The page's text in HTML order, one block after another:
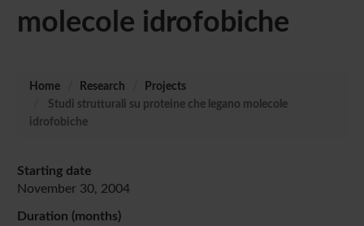
molecole idrofobiche
Home Research
Projects
Studi strutturali su proteine che legano molecole
idrofobiche
Starting date
November 30, 2004
Duration (months)